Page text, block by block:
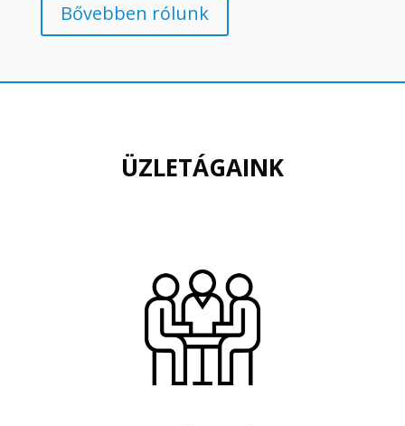
Bővebben rólunk
ÜZLETÁGAINK